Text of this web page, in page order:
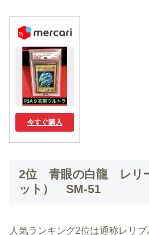
今すぐ購入
2位 青眼の白龍 レリ
ット） SM-51
人気ランキング2位は通称レリ